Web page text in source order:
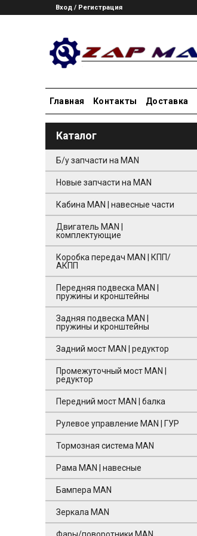
Вход / Регистрация
Главная Контакты Доставка
Каталог
Б/у запчасти на MAN
Новые запчасти на MAN
Кабина MAN | навесные части
Двигатель MAN |
комплектующие
Коробка передач MAN | КПП/
АКПП
Передняя подвеска MAN |
пружины и кронштейны
Задняя подвеска MAN |
пружины и кронштейны
Задний мост MAN | редуктор
Промежуточный мост MAN |
редуктор
Передний мост MAN | балка
Рулевое управление MAN | ГУР
Тормозная система MAN
Рама MAN | навесные
Бампера MAN
Зеркала MAN
Фары/поворотники MAN